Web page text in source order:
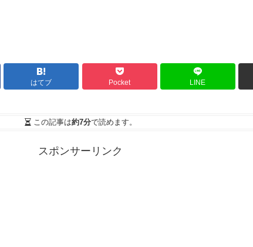
はてブ Pocket LINE
この記事は約7分で読めます。
スポンサーリンク